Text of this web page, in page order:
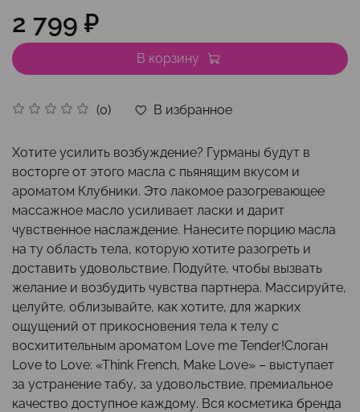
(0) В избранное
2 799 ₽
В корзину
Хотите усилить возбуждение? Гурманы будут в
восторге от этого масла с пьянящим вкусом и
ароматом Клубники. Это лакомое разогревающее
массажное масло усиливает ласки и дарит
чувственное наслаждение. Нанесите порцию масла
на ту область тела, которую хотите разогреть и
доставить удовольствие. Подуйте, чтобы вызвать
желание и возбудить чувства партнера. Массируйте,
целуйте, облизывайте, как хотите, для жарких
ощущений от прикосновения тела к телу с
восхитительным ароматом Love me Tender!Слоган
Love to Love: «Think French, Make Love» – выступает
за устранение табу, за удовольствие, премиальное
качество доступное каждому. Вся косметика бренда